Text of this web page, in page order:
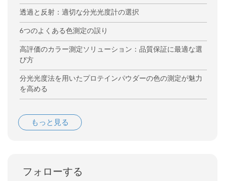
透過と反射：適切な分光光度計の選択
6つのよくある色測定の誤り
高評価のカラー測定ソリューション：品質保証に最適な選
び方
分光光度法を用いたプロテインパウダーの色の測定が魅力
を高める
もっと見る
フォローする